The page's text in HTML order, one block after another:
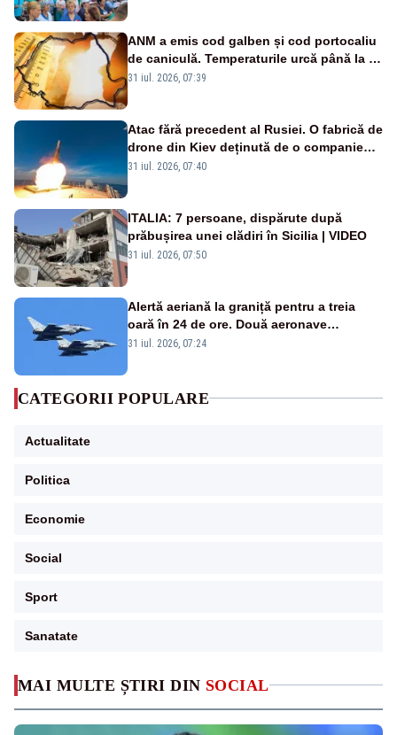
MAI MULTE ȘTIRI DIN SOCIAL
ANM a emis cod galben și cod portocaliu
de caniculă. Temperaturile urcă până la 38
de grade, iar nopțile devin tropicale
31 iul. 2026, 07:39
Atac fără precedent al Rusiei. O fabrică de
drone din Kiev deținută de o companie
americană, distrusă de o rachetă
31 iul. 2026, 07:40
ITALIA: 7 persoane, dispărute după
prăbușirea unei clădiri în Sicilia | VIDEO
31 iul. 2026, 07:50
Alertă aeriană la graniță pentru a treia
oară în 24 de ore. Două aeronave
Eurofighter britanice au fost ridicate de la
31 iul. 2026, 07:24
CATEGORII POPULARE
Actualitate
Politica
Economie
Social
Sport
Sanatate